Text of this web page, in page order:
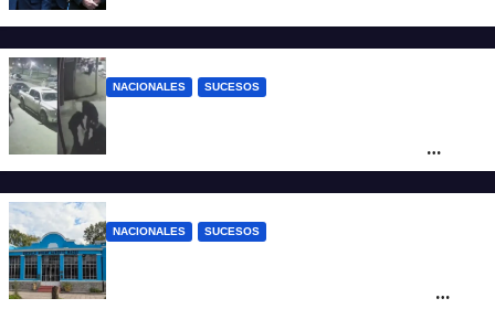
NACIONALES SUCESOS
quedaron filmados
NACIONALES SUCESOS